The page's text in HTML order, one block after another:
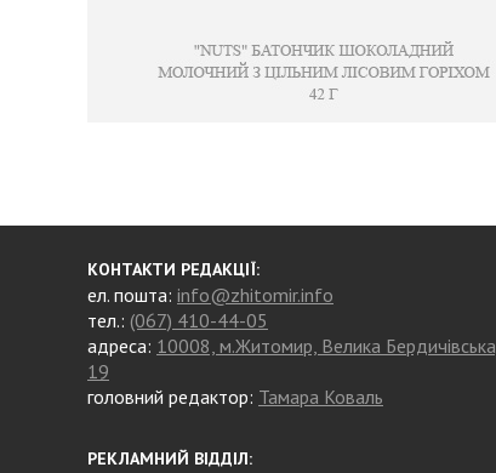
КОНТАКТИ РЕДАКЦІЇ:
ел. пошта: info@zhitomir.info
тел.: (067) 410-44-05
адреса: 10008, м.Житомир, Велика Бердичівська,
19
головний редактор: Тамара Коваль
РЕКЛАМНИЙ ВІДДІЛ: